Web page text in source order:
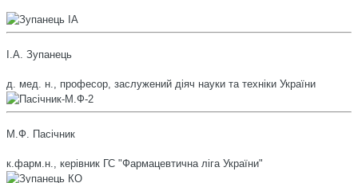
І.А. Зупанець
д. мед. н., професор, заслужений діяч науки та техніки України
М.Ф. Пасічник
к.фарм.н., керівник ГС "Фармацевтична ліга України"